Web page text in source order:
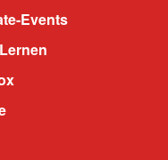
Events